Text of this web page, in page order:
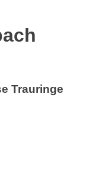
Trauringe